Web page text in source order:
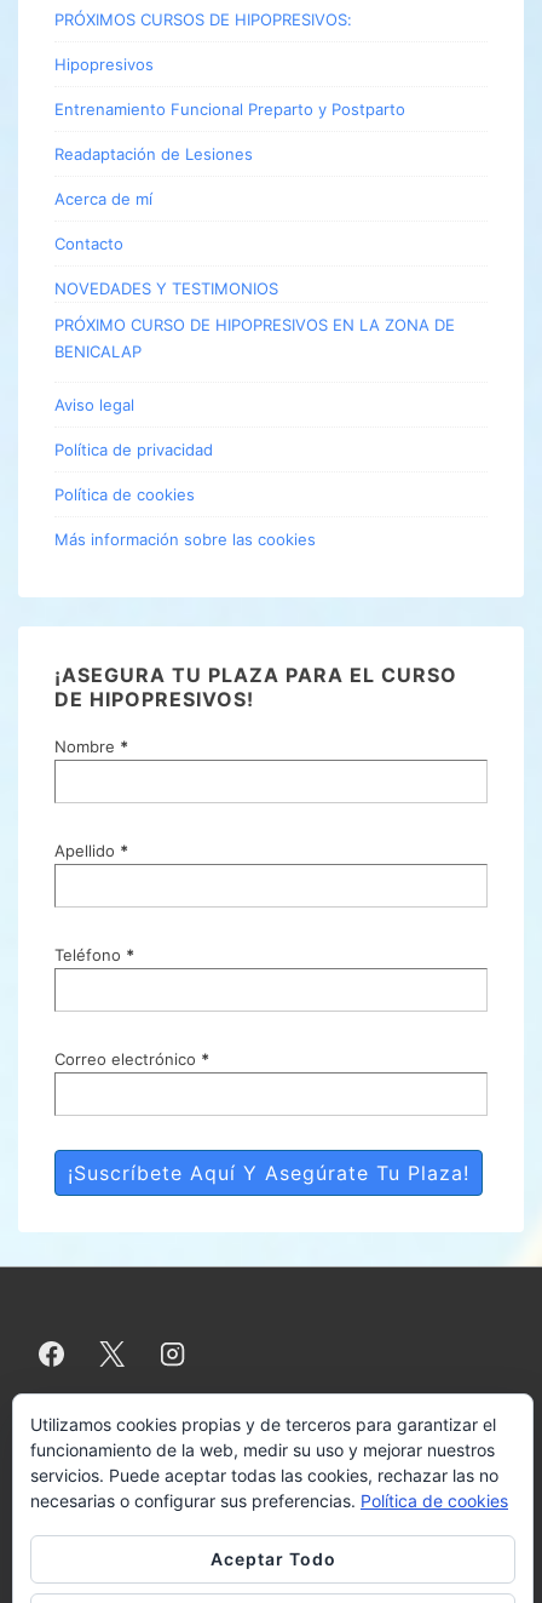
PRÓXIMOS CURSOS DE HIPOPRESIVOS:
Hipopresivos
Entrenamiento Funcional Preparto y Postparto
Readaptación de Lesiones
Acerca de mí
Contacto
NOVEDADES Y TESTIMONIOS
PRÓXIMO CURSO DE HIPOPRESIVOS EN LA ZONA DE
BENICALAP
Aviso legal
Política de privacidad
Política de cookies
Más información sobre las cookies
¡ASEGURA TU PLAZA PARA EL CURSO
DE HIPOPRESIVOS!
Nombre *
Apellido *
Teléfono *
Correo electrónico *
Menú
del
pie
de
Aviso legal Política de privacidad Política de cookies
Más
información sobre las cookies
Contacto
Copyright © 2026Copyright-VALENCIA
Utilizamos cookies propias y de terceros para garantizar el
funcionamiento de la web, medir su uso y mejorar nuestros
servicios. Puede aceptar todas las cookies, rechazar las no
necesarias o configurar sus preferencias. Política de cookies
Aceptar Todo